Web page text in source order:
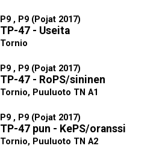
P9 , P9 (Pojat 2017)
TP-47 - Useita
Tornio
P9 , P9 (Pojat 2017)
TP-47 - RoPS/sininen
Tornio, Puuluoto TN A1
P9 , P9 (Pojat 2017)
TP-47 pun - KePS/oranssi
Tornio, Puuluoto TN A2